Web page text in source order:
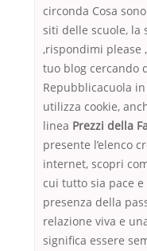
circonda Cosa
siti delle scuole, la
,rispondimi please
tuo blog cercando
Repubblicacuola
utilizza cookie,
linea Prezzi della
presente l’elenco
internet, scopri
cui tutto sia pace
presenza della
relazione viva e
significa essere